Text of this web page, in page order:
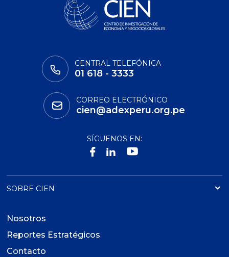
CENTRAL TELEFÓNICA
01 618 - 3333
CORREO ELECTRÓNICO
cien@adexperu.org.pe
SÍGUENOS EN:
SOBRE CIEN
Nosotros
Reportes Estratégicos
Contacto